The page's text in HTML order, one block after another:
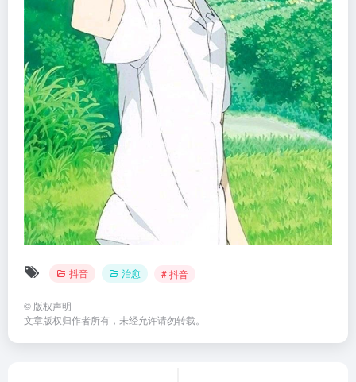
抖音 治愈 # 抖音
© 版权声明
文章版权归作者所有，未经允许请勿转载。